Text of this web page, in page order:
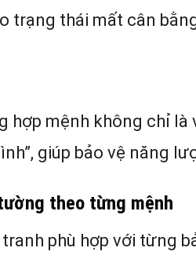
trạng thái mất cân
hợp mệnh không chỉ
giúp bảo vệ năng
theo từng mệnh
phù hợp với từng